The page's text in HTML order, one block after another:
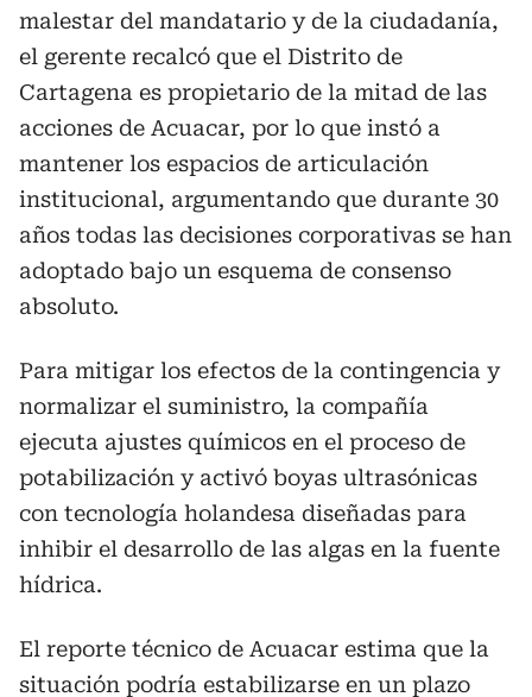
malestar del mandatario y de la ciudadanía,
el gerente recalcó que el Distrito de
Cartagena es propietario de la mitad de las
acciones de Acuacar, por lo que instó a
mantener los espacios de articulación
institucional, argumentando que durante 30
años todas las decisiones corporativas se han
adoptado bajo un esquema de consenso
absoluto.
Para mitigar los efectos de la contingencia y
normalizar el suministro, la compañía
ejecuta ajustes químicos en el proceso de
potabilización y activó boyas ultrasónicas
con tecnología holandesa diseñadas para
inhibir el desarrollo de las algas en la fuente
hídrica.
El reporte técnico de Acuacar estima que la
situación podría estabilizarse en un plazo